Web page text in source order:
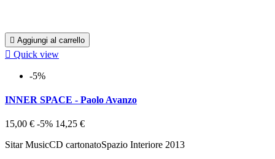
 Aggiungi al carrello
 Quick view
-5%
INNER SPACE - Paolo Avanzo
15,00 € -5% 14,25 €
Sitar MusicCD cartonatoSpazio Interiore 2013